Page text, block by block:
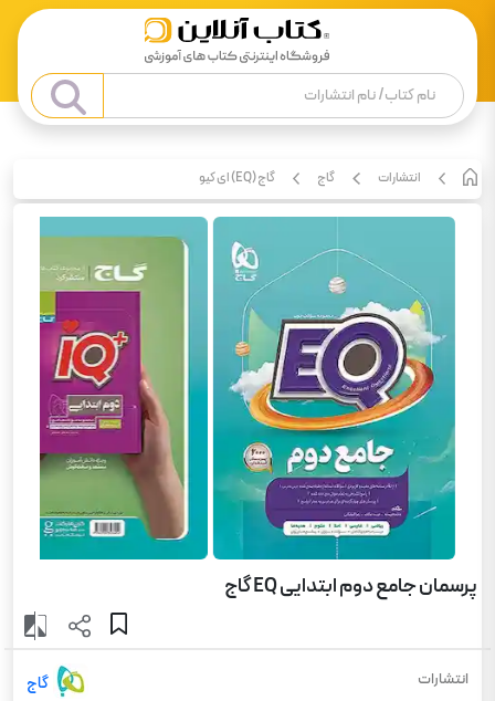
انتشارات گاج گاج (EQ) ای کیو
پرسمان جامع دوم ابتدایی EQ گاج
انتشارات
گاج